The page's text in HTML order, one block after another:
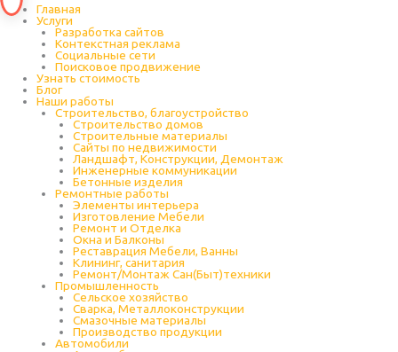
Главная
Услуги
Разработка сайтов
Контекстная реклама
Социальные сети
Поисковое продвижение
Узнать стоимость
Блог
Наши работы
Строительство, благоустройство
Строительство домов
Строительные материалы
Сайты по недвижимости
Ландшафт, Конструкции, Демонтаж
Инженерные коммуникации
Бетонные изделия
Ремонтные работы
Элементы интерьера
Изготовление Мебели
Ремонт и Отделка
Окна и Балконы
Реставрация Мебели, Ванны
Клининг, санитария
Ремонт/Монтаж Сан(Быт)техники
Промышленность
Cельское хозяйство
Сварка, Металлоконструкции
Cмазочные материалы
Производство продукции
Автомобили